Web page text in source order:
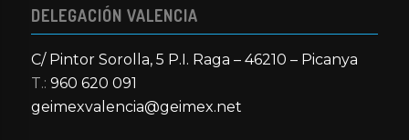
DELEGACIÓN VALENCIA
C/ Pintor Sorolla, 5 P.I. Raga – 46210 – Picanya
T.: 960 620 091
geimexvalencia@geimex.net